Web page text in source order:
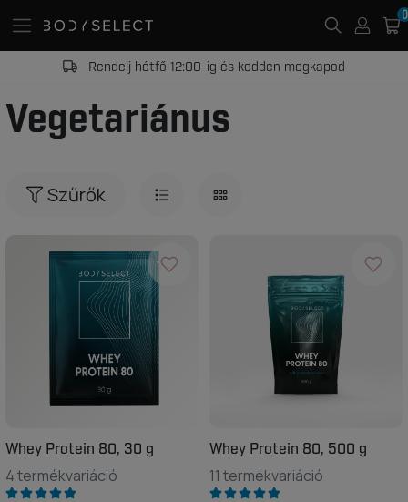
Rendelj hétfő 12:00-ig és kedden megkapod
Vegetariánus
Szűrők
Whey Protein 80, 30 g
4 termékvariáció
Whey Protein 80, 500 g
11 termékvariáció
0